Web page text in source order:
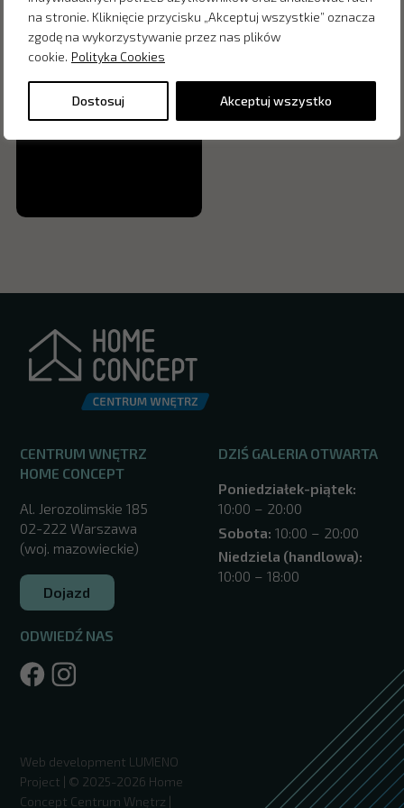
na stronie. Kliknięcie przycisku „Akceptuj wszystkie” oznacza
zgodę na wykorzystywanie przez nas plików
cookie. Polityka Cookies
Dostosuj Akceptuj wszystko
CENTRUM WNĘTRZ
HOME CONCEPT
Al. Jerozolimskie 185
02-222 Warszawa
(woj. mazowieckie)
Dojazd
ODWIEDŹ NAS
DZIŚ GALERIA OTWARTA
Poniedziałek-piątek:
10:00 – 20:00
Sobota: 10:00 – 20:00
Niedziela (handlowa):
10:00 – 18:00
Web development LUMENO
Project | © 2025-2026 Home
Concept Centrum Wnętrz |